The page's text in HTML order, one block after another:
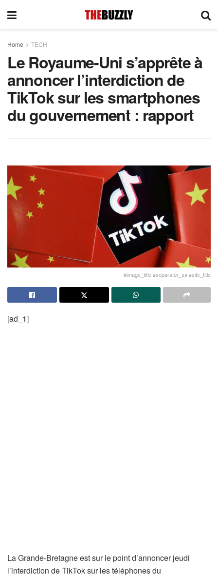
Home TECH
Le Royaume-Uni s’apprête à
annoncer l’interdiction de
TikTok sur les smartphones
du gouvernement : rapport
#image_title #separator_sa #site_title
[ad_1]
La Grande-Bretagne est sur le point d’annoncer jeudi
l’interdiction de TikTok sur les téléphones du